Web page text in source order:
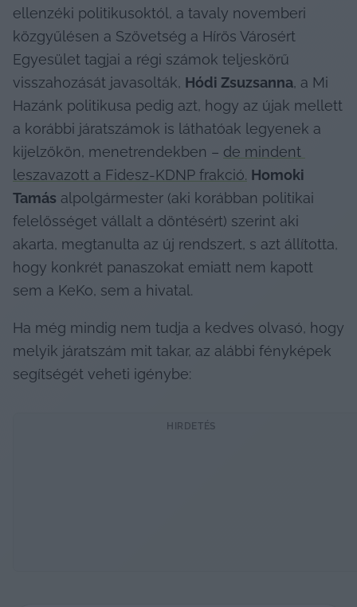
ellenzéki politikusoktól, a tavaly novemberi
közgyűlésen a Szövetség a Hírös Városért
Egyesület tagjai a régi számok teljeskörű
visszahozását javasolták, Hódi Zsuzsanna, a Mi
Hazánk politikusa pedig azt, hogy az újak mellett
a korábbi járatszámok is láthatóak legyenek a
kijelzőkön, menetrendekben – de mindent
leszavazott a Fidesz-KDNP frakció. Homoki
Tamás alpolgármester (aki korábban politikai
felelősséget vállalt a döntésért) szerint aki
akarta, megtanulta az új rendszert, s azt állította,
hogy konkrét panaszokat emiatt nem kapott
sem a KeKo, sem a hivatal.
Ha még mindig nem tudja a kedves olvasó, hogy
melyik járatszám mit takar, az alábbi fényképek
segítségét veheti igénybe:
HIRDETÉS